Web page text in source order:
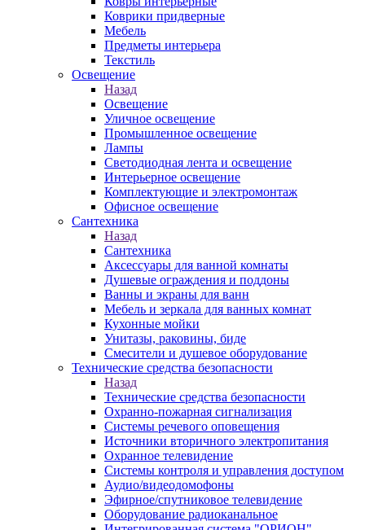
Коврики придверные
Мебель
Предметы интерьера
Текстиль
Освещение
Назад
Освещение
Уличное освещение
Промышленное освещение
Лампы
Светодиодная лента и освещение
Интерьерное освещение
Комплектующие и электромонтаж
Офисное освещение
Сантехника
Назад
Сантехника
Аксессуары для ванной комнаты
Душевые ограждения и поддоны
Ванны и экраны для ванн
Мебель и зеркала для ванных комнат
Кухонные мойки
Унитазы, раковины, биде
Смесители и душевое оборудование
Технические средства безопасности
Назад
Технические средства безопасности
Охранно-пожарная сигнализация
Системы речевого оповещения
Источники вторичного электропитания
Охранное телевидение
Системы контроля и управления доступом
Аудио/видеодомофоны
Эфирное/спутниковое телевидение
Оборудование радиоканальное